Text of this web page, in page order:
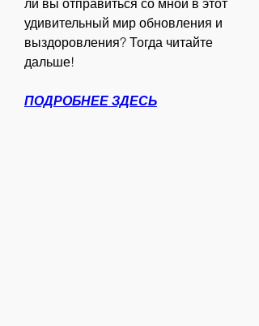
удивительный мир обновления и
выздоровления? Тогда читайте
дальше!
ПОДРОБНЕЕ ЗДЕСЬ